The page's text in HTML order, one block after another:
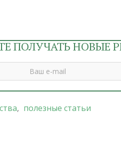
ПОЛУЧАТЬ НОВЫЕ
, полезные статьи